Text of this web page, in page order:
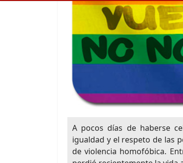
A pocos días de haberse
igualdad y el respeto de las
de violencia homofóbica.